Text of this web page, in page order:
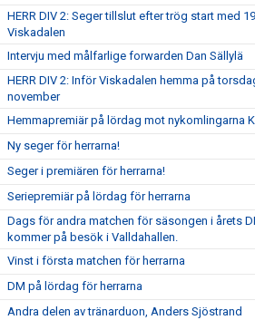
HERR DIV 2: Seger tillslut efter trög start med
Viskadalen
Intervju med målfarlige forwarden Dan Sällylä
HERR DIV 2: Inför Viskadalen hemma på
november
Hemmapremiär på lördag mot nykomlingarna
Ny seger för herrarna!
Seger i premiären för herrarna!
Seriepremiär på lördag för herrarna
Dags för andra matchen för säsongen i årets
kommer på besök i Valldahallen.
Vinst i första matchen för herrarna
DM på lördag för herrarna
Andra delen av tränarduon, Anders Sjöstrand